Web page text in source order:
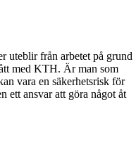
uteblir från arbetet på grund
med KTH. Är man som
vara en säkerhetsrisk för
ett ansvar att göra något åt